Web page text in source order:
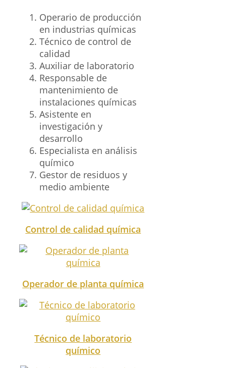
Operario de producción
en industrias químicas
Técnico de control de
calidad
Auxiliar de laboratorio
Responsable de
mantenimiento de
instalaciones químicas
Asistente en
investigación y
desarrollo
Especialista en análisis
químico
Gestor de residuos y
medio ambiente
Control de calidad química
Operador de planta química
Técnico de laboratorio
químico